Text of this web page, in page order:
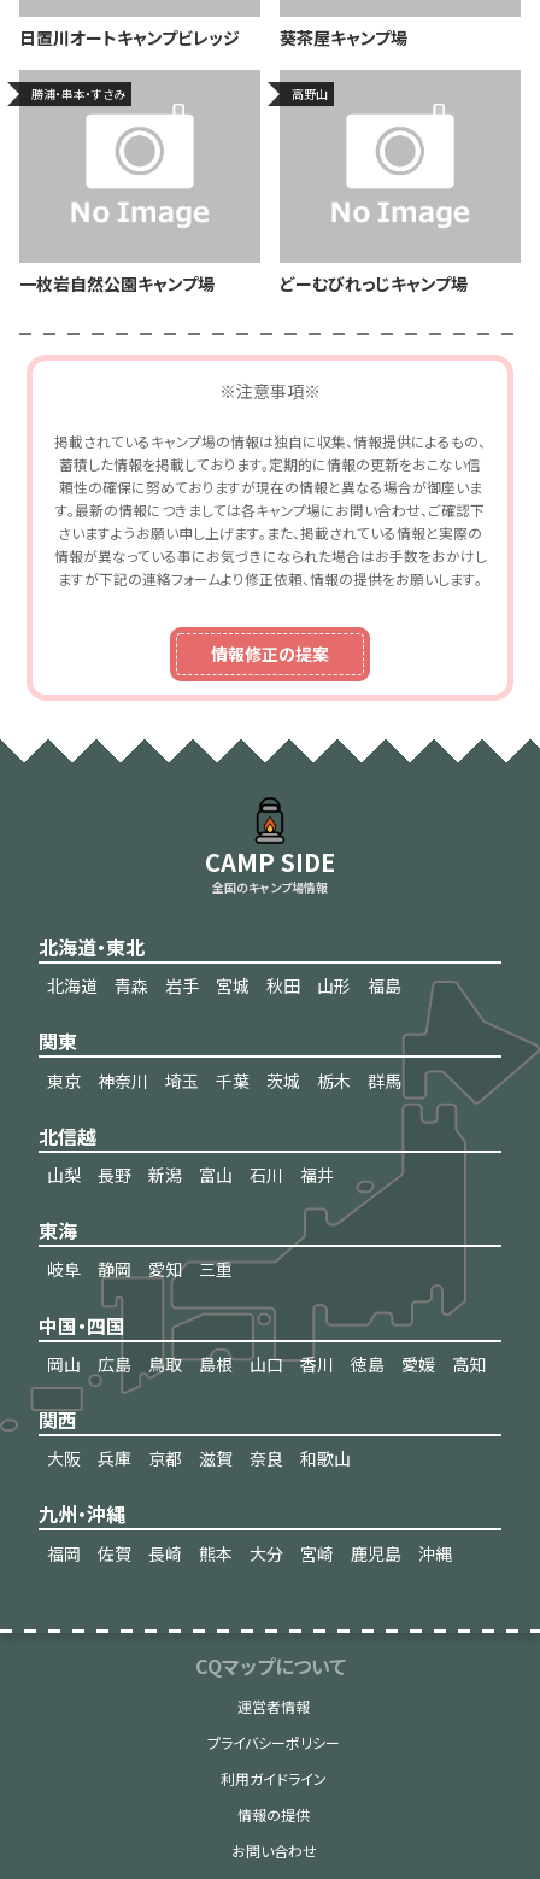
日置川オートキャンプビレッジ 葵茶屋キャンプ場
勝浦・串本・すさみ
一枚岩自然公園キャンプ場
高野山
どーむびれっじキャンプ場
※注意事項※
掲載されているキャンプ場の情報は独自に収集、情報提供によるもの、
蓄積した情報を掲載しております。定期的に情報の更新をおこない信
頼性の確保に努めておりますが現在の情報と異なる場合が御座いま
す。最新の情報につきましては各キャンプ場にお問い合わせ、ご確認下
さいますようお願い申し上げます。また、掲載されている情報と実際の
情報が異なっている事にお気づきになられた場合はお手数をおかけし
ますが下記の連絡フォームより修正依頼、情報の提供をお願いします。
情報修正の提案
CAMP SIDE
全国のキャンプ場情報
北海道・東北
北海道 青森 岩手 宮城 秋田 山形 福島
関東
東京 神奈川 埼玉 千葉 茨城 栃木 群馬
北信越
山梨 長野 新潟 富山 石川 福井
東海
岐阜 静岡 愛知 三重
中国・四国
岡山 広島 鳥取 島根 山口 香川 徳島 愛媛 高知
関西
大阪 兵庫 京都 滋賀 奈良 和歌山
九州・沖縄
福岡 佐賀 長崎 熊本 大分 宮崎 鹿児島 沖縄
CQマップについて
運営者情報
プライバシーポリシー
利用ガイドライン
情報の提供
お問い合わせ